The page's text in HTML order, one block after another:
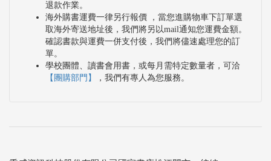
退款作業。
海外購書運費一律另行報價 ，當您進購物車下訂單選
取海外寄送地址後，我們將另以mail通知您運費金額。
確認書款與運費一併支付後，我們將儘速處理您的訂
單。
學校團體、讀書會用書，或每月需特定數量者，可洽
【團購部門】
，我們有專人為您服務。